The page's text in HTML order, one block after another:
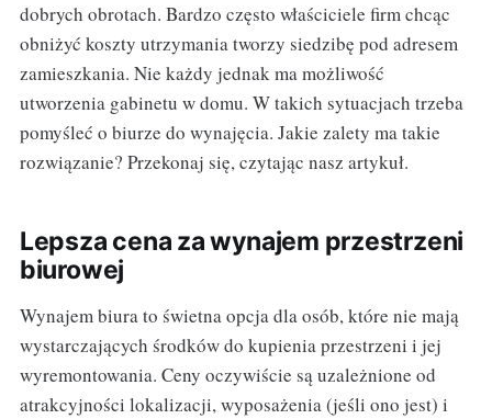
dobrych obrotach. Bardzo często właściciele firm chcąc
obniżyć koszty utrzymania tworzy siedzibę pod adresem
zamieszkania. Nie każdy jednak ma możliwość
utworzenia gabinetu w domu. W takich sytuacjach trzeba
pomyśleć o biurze do wynajęcia. Jakie zalety ma takie
rozwiązanie? Przekonaj się, czytając nasz artykuł.
Lepsza cena za wynajem przestrzeni
biurowej
Wynajem biura to świetna opcja dla osób, które nie mają
wystarczających środków do kupienia przestrzeni i jej
wyremontowania. Ceny oczywiście są uzależnione od
atrakcyjności lokalizacji, wyposażenia (jeśli ono jest) i